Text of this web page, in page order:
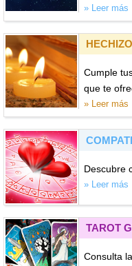
» Leer más
Cumple
que te
» Leer más
Descubre
» Leer más
TAROT
Consulta